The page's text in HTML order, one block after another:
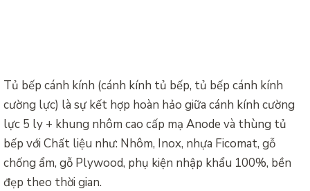
Tủ bếp cánh kính (cánh kính tủ bếp, tủ bếp cánh kính
cường lực) là sự kết hợp hoàn hảo giữa cánh kính cường
lực 5 ly + khung nhôm cao cấp mạ Anode và thùng tủ
bếp với Chất liệu như: Nhôm, Inox, nhựa Ficomat, gỗ
chống ẩm, gỗ Plywood, phụ kiện nhập khẩu 100%, bền
đẹp theo thời gian.